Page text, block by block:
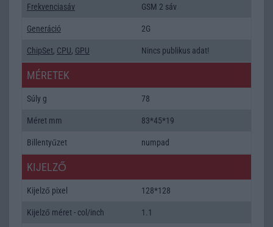
Frekvenciasáv GSM 2 sáv
Generáció 2G
ChipSet, CPU, GPU Nincs publikus adat!
MÉRETEK
Súly g 78
Méret mm 83*45*19
Billentyűzet numpad
KIJELZŐ
Kijelző pixel 128*128
Kijelző méret - col/inch 1.1